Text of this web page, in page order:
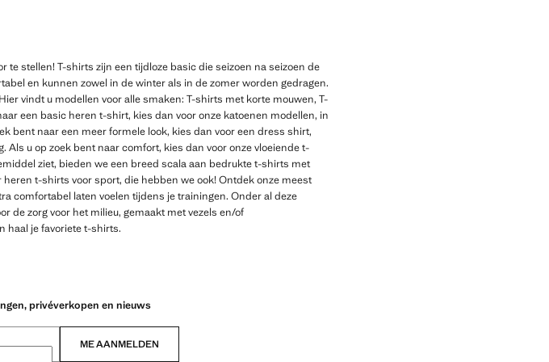
te stellen! T-shirts zijn een tijdloze basic die seizoen na seizoen de
en kunnen zowel in de winter als in de zomer worden gedragen.
vindt u modellen voor alle smaken: T-shirts met korte mouwen, T-
een basic heren t-shirt, kies dan voor onze katoenen modellen, in
bent naar een meer formele look, kies dan voor een dress shirt,
u op zoek bent naar comfort, kies dan voor onze vloeiende t-
ziet, bieden we een breed scala aan bedrukte t-shirts met
t-shirts voor sport, die hebben we ook! Ontdek onze meest
comfortabel laten voelen tijdens je trainingen. Onder al deze
de zorg voor het milieu, gemaakt met vezels en/of
haal je favoriete t-shirts.
privéverkopen en nieuws
ME AANMELDEN